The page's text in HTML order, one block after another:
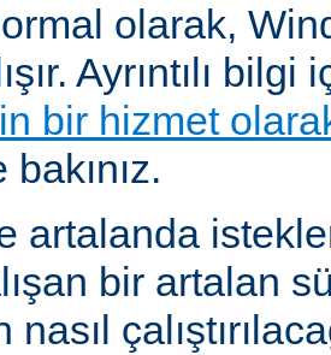
olarak,
Ayrıntılı bilgi
bir hizmet olarak
artalanda
bir artalan
nasıl